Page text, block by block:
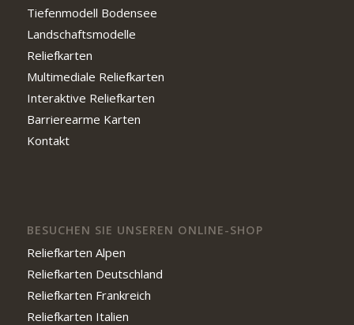
Tiefenmodell Bodensee
Landschaftsmodelle
Reliefkarten
Multimediale Reliefkarten
Interaktive Reliefkarten
Barrierearme Karten
Kontakt
BESUCHEN SIE UNSEREN ONLINE-SHOP
Reliefkarten Alpen
Reliefkarten Deutschland
Reliefkarten Frankreich
Reliefkarten Italien